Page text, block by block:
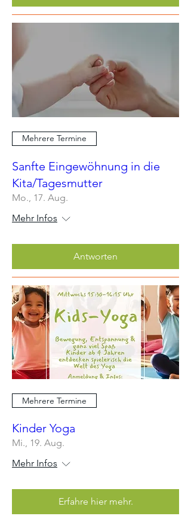
Mehrere Termine
Sanfte Eingewöhnung in die
Kita/Tagesmutter
Mo., 17. Aug.
Mehr Infos
Antworten
Mehrere Termine
Kinder Yoga
Mi., 19. Aug.
Mehr Infos
Erfahre hier mehr.